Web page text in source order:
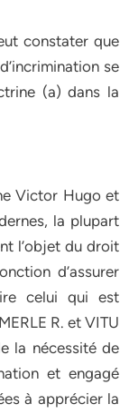
constater que
se
(a) dans la
Victor Hugo et
la plupart
l’objet du droit
d’assurer
celui qui est
R. et VITU
la nécessité de
et engagé
à apprécier la